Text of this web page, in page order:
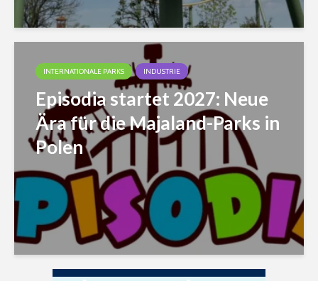
INTERNATIONALE PARKS INDUSTRIE
Episodia startet 2027: Neue
Ära für die Majaland-Parks in
Polen